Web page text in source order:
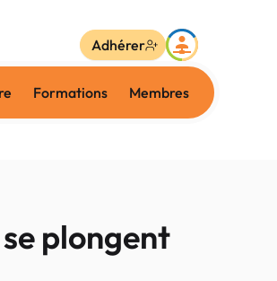
Formations Membres
Adhérer
plongent